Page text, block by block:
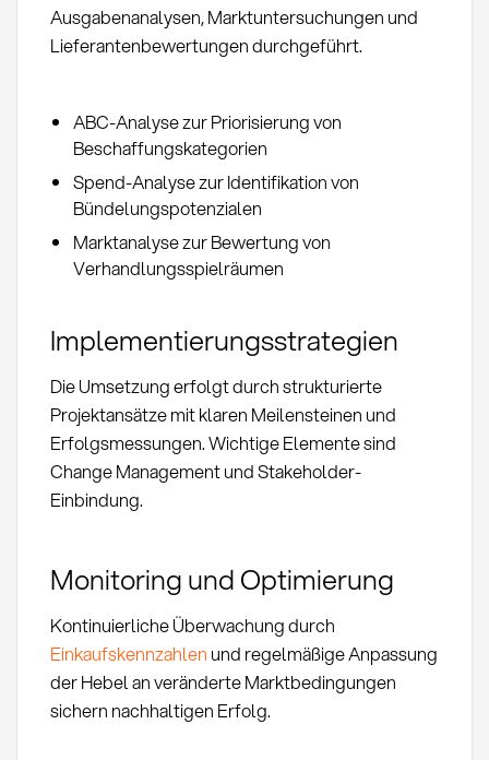
Ausgabenanalysen, Marktuntersuchungen und
Lieferantenbewertungen durchgeführt.
ABC-Analyse zur Priorisierung von
Beschaffungskategorien
Spend-Analyse zur Identifikation von
Bündelungspotenzialen
Marktanalyse zur Bewertung von
Verhandlungsspielräumen
Implementierungsstrategien
Die Umsetzung erfolgt durch strukturierte
Projektansätze mit klaren Meilensteinen und
Erfolgsmessungen. Wichtige Elemente sind
Change Management und Stakeholder-
Einbindung.
Monitoring und Optimierung
Kontinuierliche Überwachung durch
Einkaufskennzahlen und regelmäßige Anpassung
der Hebel an veränderte Marktbedingungen
sichern nachhaltigen Erfolg.